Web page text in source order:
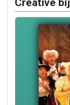
Creative bij